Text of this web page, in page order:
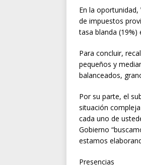
En la
de impuestos
tasa blanda (19%)
Para concluir,
pequeños y
balanceados,
Por su parte, el
situación
cada uno de
Gobierno
estamos
Presencias